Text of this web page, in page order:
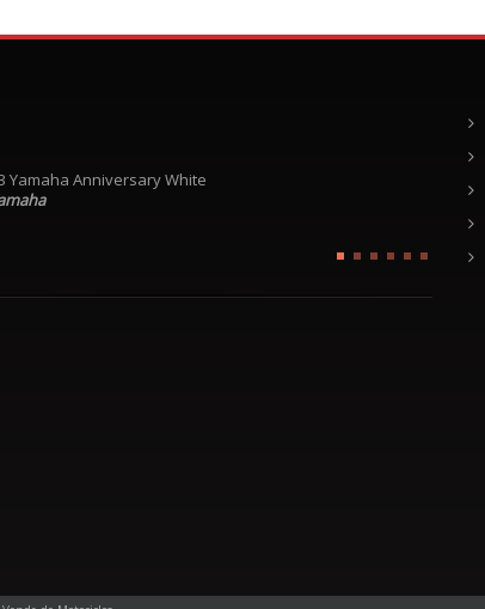
R3 Yamaha Anniversary White
Yamaha
700 World Raid Redline White